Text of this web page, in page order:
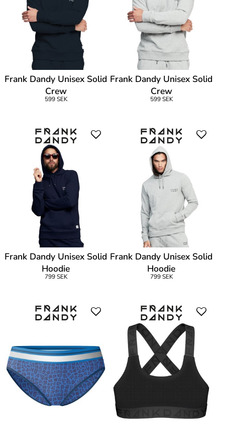
Frank Dandy Unisex Solid
Crew
599 SEK
Frank Dandy Unisex Solid
Crew
599 SEK
Frank Dandy Unisex Solid
Hoodie
799 SEK
Frank Dandy Unisex Solid
Hoodie
799 SEK